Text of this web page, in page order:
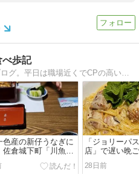
べ歩記
新橋サラリーマンの極私的ブログ。平日は職場近くでCPの高いランチスポット巡り。会社の帰りは寄り道して下町居酒屋探訪。たまごとモツとホッピーと麺が大好き。
色産の新仔うなぎに
佐倉城下町「川魚割
」で夏バテ回復の上
「ジョリーパ
店」で遅い晩
とアランチー
キンとベーコ
28日前